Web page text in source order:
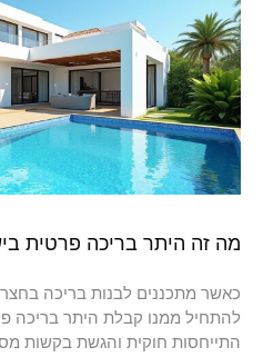
מה זה היתר בריכה פרטית
כאשר מתכננים לבנות בריכה
להתחיל ממנו קבלת היתר בריכה
התייחסות חוקית והגשת בקשות